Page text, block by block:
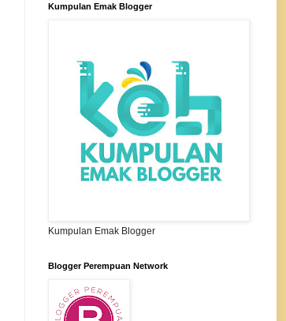
Kumpulan Emak Blogger
Kumpulan Emak Blogger
Blogger Perempuan Network